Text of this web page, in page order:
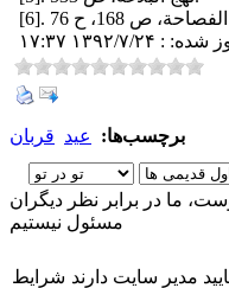
: ۱۳۹۲/۷/۲۴ ۱۷:۳۷
برچسب‌ها: عید قربان
ما در برابر نظر دیگران
مسئول نیستیم
شرایط مدیر سایت دارند